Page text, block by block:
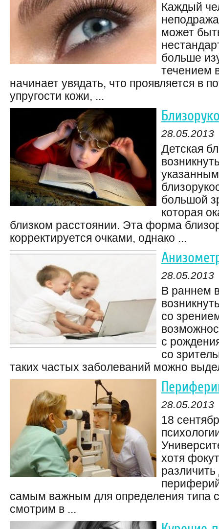
Каждый
может
больше
течением
начинает увядать, что проявляется в
упругости кожи, ...
28.05.2013
Детская
большой
которая
близком расстоянии. Эта форма
корректируется очками, однако ...
28.05.2013
В раннем
со
с
со
таких частых заболеваний можно
28.05.2013
18
хотя
самым важным для определения типа
смотрим в ...